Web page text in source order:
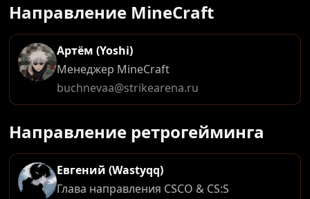
Направление MineCraft
Артём (Yoshi)
Менеджер MineCraft
buchnevaa@strikearena.ru
Направление ретрогейминга
Евгений (Wastyqq)
Глава направления CSCO & CS:S